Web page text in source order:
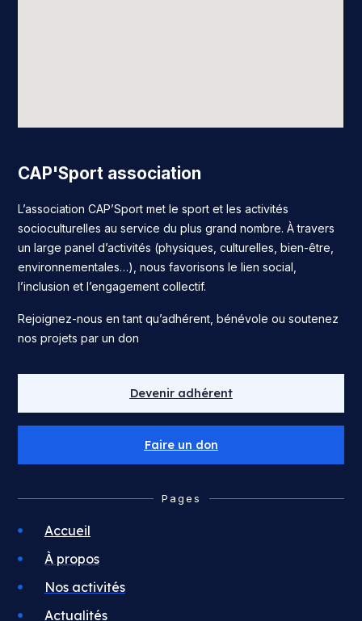
CAP'Sport association
L’association CAP’Sport met le sport et les activités
socioculturelles au service du plus grand nombre. À travers
un large panel d’activités (physiques, culturelles, bien-être,
environnementales…), nous favorisons le lien social,
l’inclusion et l’engagement collectif.
Rejoignez-nous en tant qu’adhérent, bénévole ou soutenez
nos projets par un don
Devenir adhérent
Faire un don
Pages
Accueil
À propos
Nos activités
Actualités